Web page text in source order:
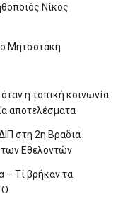
Νίκος
Μητσοτάκη
η τοπική κοινωνία
αποτελέσματα
στη 2η Βραδιά
Εθελοντών
– Τί βρήκαν τα